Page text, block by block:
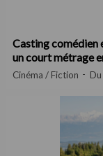
Casting comédien
un court métrage
Cinéma / Fiction